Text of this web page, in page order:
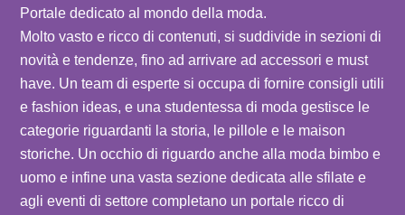
Portale dedicato al mondo della moda.
Molto vasto e ricco di contenuti, si suddivide in sezioni di
novità e tendenze, fino ad arrivare ad accessori e must
have. Un team di esperte si occupa di fornire consigli utili
e fashion ideas, e una studentessa di moda gestisce le
categorie riguardanti la storia, le pillole e le maison
storiche. Un occhio di riguardo anche alla moda bimbo e
uomo e infine una vasta sezione dedicata alle sfilate e
agli eventi di settore completano un portale ricco di